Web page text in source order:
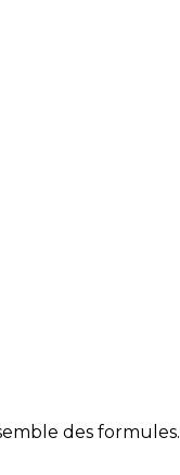
des formules.